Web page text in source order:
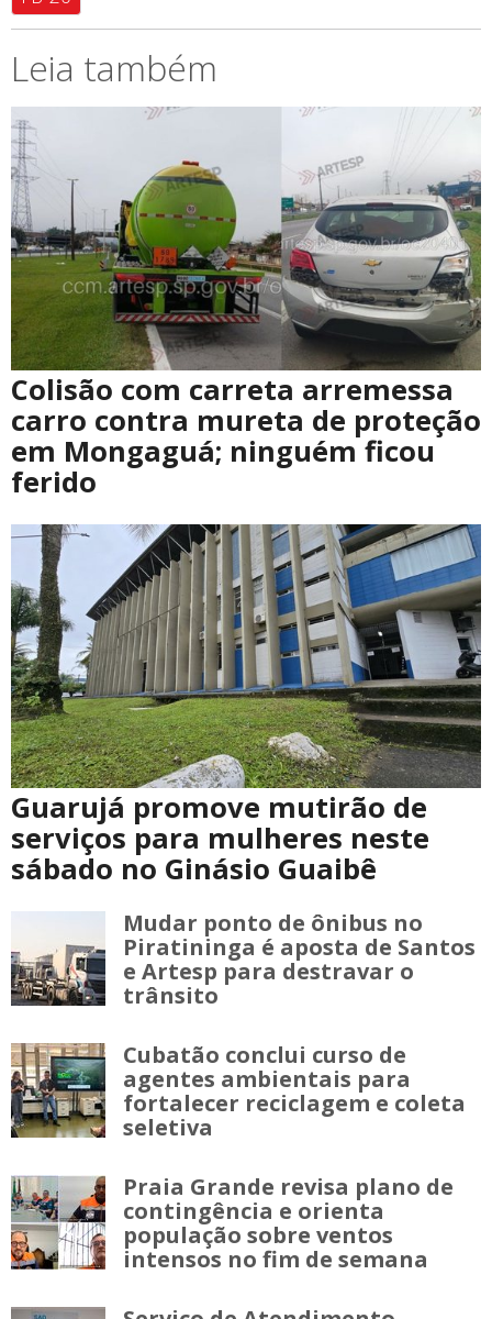
Leia também
Colisão com carreta arremessa
carro contra mureta de proteção
em Mongaguá; ninguém ficou
ferido
Guarujá promove mutirão de
serviços para mulheres neste
sábado no Ginásio Guaibê
Mudar ponto de ônibus no
Piratininga é aposta de Santos
e Artesp para destravar o
trânsito
Cubatão conclui curso de
agentes ambientais para
fortalecer reciclagem e coleta
seletiva
Praia Grande revisa plano de
contingência e orienta
população sobre ventos
intensos no fim de semana